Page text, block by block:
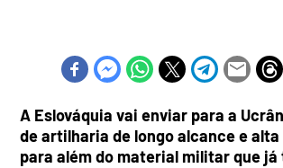
A Eslováquia vai enviar para a
de artilharia de longo alcance e
para além do material militar que já